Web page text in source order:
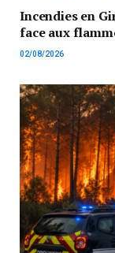
Incendies en
face aux
02/08/2026